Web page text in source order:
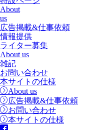
About
us
広告掲載&仕事依頼
情報提供
ライター募集
About us
雑記
お問い合わせ
本サイトの仕様
About us
広告掲載&仕事依頼
お問い合わせ
本サイトの仕様